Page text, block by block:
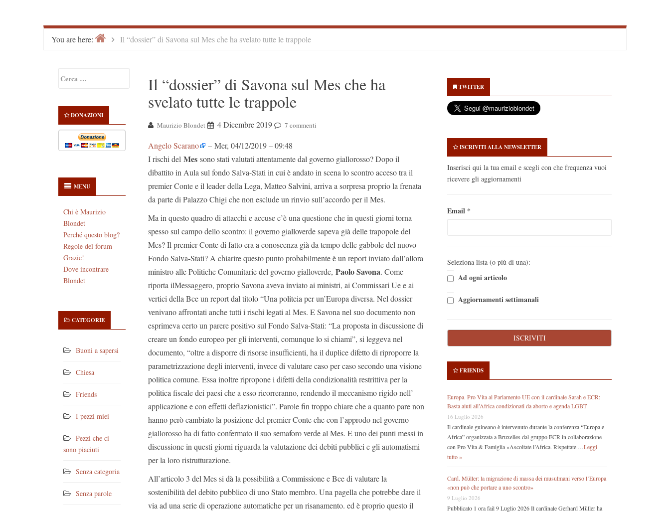
You are here: HomeIl “dossier” di Savona sul Mes che ha svelato tutte le trappole
Sidebar
per:
DONAZIONI
MENU
Chi è Maurizio
Blondet
Perché questo blog?
Regole del forum
Grazie!
Dove incontrare
Blondet
CATEGORIE
Buoni a sapersi
Chiesa
Friends
I pezzi miei
Pezzi che ci
sono piaciuti
Senza categoria
Senza parole
Il “dossier” di Savona sul Mes che ha
svelato tutte le trappole
Maurizio Blondet 4 Dicembre 2019 7 commenti
Angelo Scarano – Mer, 04/12/2019 – 09:48
I rischi del Mes sono stati valutati attentamente dal governo giallorosso? Dopo il
dibattito in Aula sul fondo Salva-Stati in cui è andato in scena lo scontro acceso tra il
premier Conte e il leader della Lega, Matteo Salvini, arriva a sorpresa proprio la frenata
da parte di Palazzo Chigi che non esclude un rinvio sull’accordo per il Mes.
Ma in questo quadro di attacchi e accuse c’è una questione che in questi giorni torna
spesso sul campo dello scontro: il governo gialloverde sapeva già delle trapopole del
Mes? Il premier Conte di fatto era a conoscenza già da tempo delle gabbole del nuovo
Fondo Salva-Stati? A chiarire questo punto probabilmente è un report inviato dall’allora
ministro alle Politiche Comunitarie del governo gialloverde, Paolo Savona. Come
riporta ilMessaggero, proprio Savona aveva inviato ai ministri, ai Commissari Ue e ai
vertici della Bce un report dal titolo “Una politeia per un’Europa diversa. Nel dossier
venivano affrontati anche tutti i rischi legati al Mes. E Savona nel suo documento non
esprimeva certo un parere positivo sul Fondo Salva-Stati: “La proposta in discussione di
creare un fondo europeo per gli interventi, comunque lo si chiami”, si leggeva nel
documento, “oltre a disporre di risorse insufficienti, ha il duplice difetto di riproporre la
parametrizzazione degli interventi, invece di valutare caso per caso secondo una visione
politica comune. Essa inoltre ripropone i difetti della condizionalità restrittiva per la
politica fiscale dei paesi che a esso ricorreranno, rendendo il meccanismo rigido nell’
applicazione e con effetti deflazionistici”. Parole fin troppo chiare che a quanto pare non
hanno però cambiato la posizione del premier Conte che con l’approdo nel governo
giallorosso ha di fatto confermato il suo semaforo verde al Mes. E uno dei punti messi in
discussione in questi giorni riguarda la valutazione dei debiti pubblici e gli automatismi
per la loro ristrutturazione.
All’articolo 3 del Mes si dà la possibilità a Commissione e Bce di valutare la
sostenibilità del debito pubblico di uno Stato membro. Una pagella che potrebbe dare il
via ad una serie di operazione automatiche per un risanamento. ed è proprio questo il
Sidebar
TWITTER
ISCRIVITI ALLA NEWSLETTER
Inserisci qui la tua email e scegli con che frequenza vuoi
ricevere gli aggiornamenti
Email *
Seleziona lista (o più di una):
Ad ogni articolo
Aggiornamenti settimanali
FRIENDS
Europa. Pro Vita al Parlamento UE con il cardinale Sarah e ECR:
Basta aiuti all’Africa condizionati da aborto e agenda LGBT
16 Luglio 2026
Il cardinale guineano è intervenuto durante la conferenza “Europa e
Africa” organizzata a Bruxelles dal gruppo ECR in collaborazione
con Pro Vita & Famiglia «Ascoltate l’Africa. Rispettate … Leggi
tutto »
Card. Müller: la migrazione di massa dei musulmani verso l’Europa
«non può che portare a uno scontro»
9 Luglio 2026
Pubblicato 1 ora fail 9 Luglio 2026 Il cardinale Gerhard Müller ha